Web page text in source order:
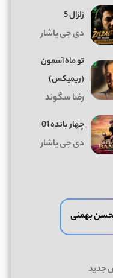
زلزال 5
دی جی یاشار
تو ماه آسمون
(ریمیکس)
رضا سگوند
چهار بانده 01
دی جی یاشار
بهمنی
جدید